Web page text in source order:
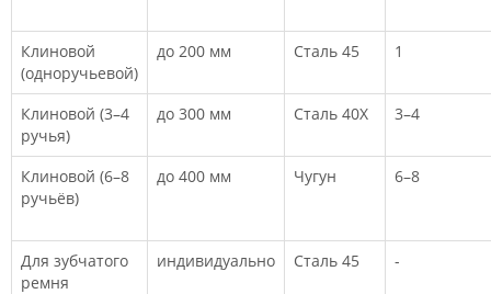
Клиновой
(одноручьевой)
до 200 мм Сталь 45 1
Клиновой (3–4
ручья)
до 300 мм Сталь 40Х 3–4
Клиновой (6–8
ручьёв)
до 400 мм Чугун 6–8
Для зубчатого
ремня
индивидуально Сталь 45 -